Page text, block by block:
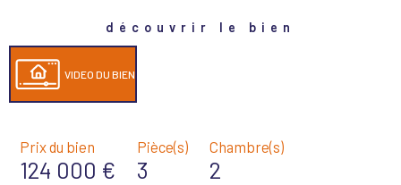
découvrir le bien
VIDEO DU BIEN
Prix du bien
124 000 €
Pièce(s)
3
Chambre(s)
2